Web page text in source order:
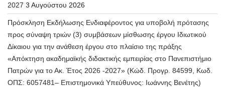
2027 3 Αυγούστου 2026
Πρόσκληση Εκδήλωσης Ενδιαφέροντος για υποβολή πρότασης
προς σύναψη τριών (3) συμβάσεων μίσθωσης έργου Ιδιωτικού
Δίκαιου για την ανάθεση έργου στο πλαίσιο της πράξης
«Απόκτηση ακαδημαϊκής διδακτικής εμπειρίας στο Πανεπιστήμιο
Πατρών για το Ακ. Έτος 2026 -2027» (Κώδ. Προγρ. 84599, Κωδ.
ΟΠΣ: 6057481– Επιστημονικά Υπεύθυνος: Ιωάννης Βενέτης)